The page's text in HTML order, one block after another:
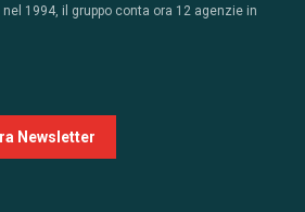
1994, il gruppo conta ora 12 agenzie in
Newsletter